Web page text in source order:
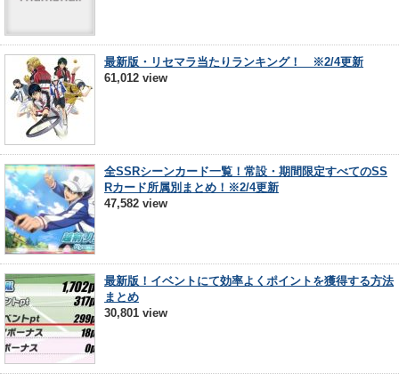
最新版・リセマラ当たりランキング！ ※2/4更新
61,012 view
全SSRシーンカード一覧！常設・期間限定すべてのSS
Rカード所属別まとめ！※2/4更新
47,582 view
最新版！イベントにて効率よくポイントを獲得する方法
まとめ
30,801 view